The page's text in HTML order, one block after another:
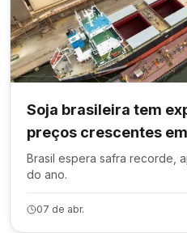
Soja brasileira tem
preços crescentes
Brasil espera safra recorde,
do ano.
07 de abr.